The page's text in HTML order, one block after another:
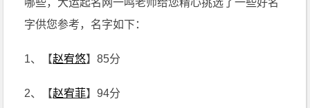
哪些，大运起名网一鸣老师给您精心挑选了一些好名
字供您参考，名字如下：
1、【赵宥悠】85分
2、【赵宥菲】94分